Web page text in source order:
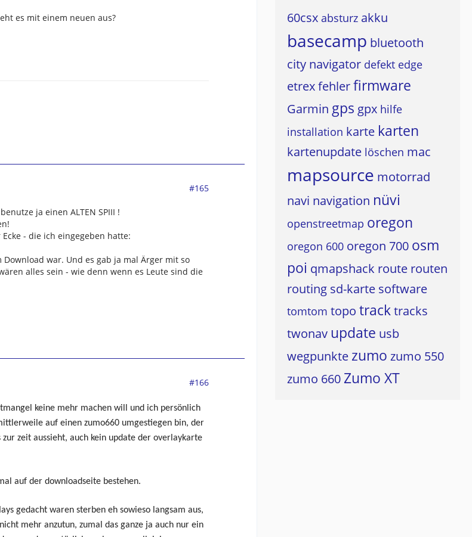
es mit einem neuen aus?
#165
ja einen ALTEN SPIII !
- die ich eingegeben hatte:
war. Und es gab ja mal Ärger mit so
alles sein - wie denn wenn es Leute sind die
#166
keine mehr machen will und ich persönlich
auf einen zumo660 umgestiegen bin, der
zeit aussieht, auch kein update der overlaykarte
auf der downloadseite bestehen.
gedacht waren sterben eh sowieso langsam aus,
mehr anzutun, zumal das ganze ja auch nur ein
60csx absturz akku
basecamp bluetooth
city navigator defekt edge
etrexfehlerfirmware
Garmin gps gpx hilfe
installation karte karten
kartenupdate löschen mac
mapsource motorrad
navi navigation nüvi
openstreetmap oregon
oregon 600 oregon 700 osm
poi qmapshack route routen
routing sd-karte software
tomtom topo tracktracks
twonav update usb
wegpunkte zumo zumo 550
zumo 660 Zumo XT